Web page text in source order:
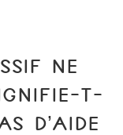
NE
T-
D’AIDE